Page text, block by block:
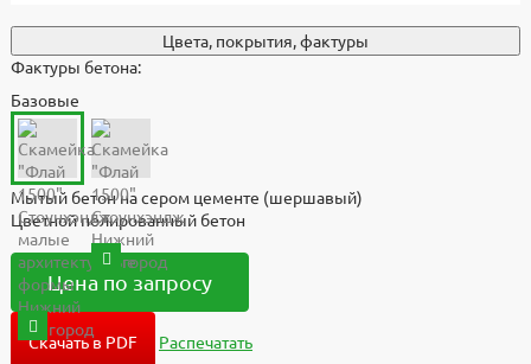
Цвета, покрытия, фактуры
Фактуры бетона:
Базовые
Мытый бетон на сером цементе (шершавый)
Цветной полированный бетон
Цена по запросу
Скачать в PDF Распечатать